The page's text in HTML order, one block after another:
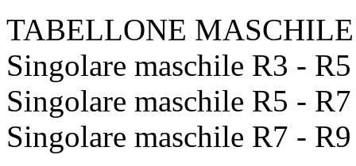
TABELLONE MASCHILE
Singolare maschile R3 - R5
Singolare maschile R5 - R7
Singolare maschile R7 - R9